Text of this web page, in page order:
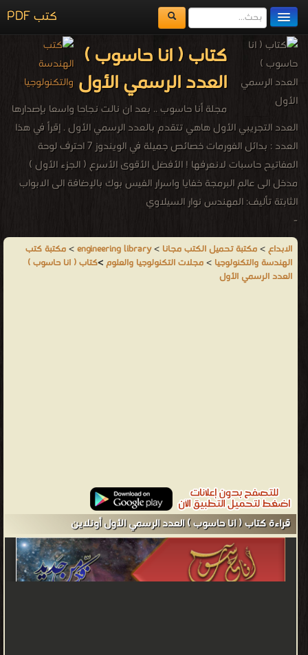
كتب PDF
مكتبة الكتب
المكتبات
يُقرأ حالياً
الفهرس
اضف كتاب
كتاب ( انا حاسوب )
العدد الرسمي الأول
مجلة أنا حاسوب .. بعد ان نالت نجاحا واسعا بإصدارها
العدد التجريبي الأول هاهي تتقدم بالعدد الرسمي الأول . إقرأ في هذا
العدد : بدائل الفورمات خصائص جميلة في الويندوز 7 احترف لوحة
المفاتيح حاسبات لانعرفها ! الأفضل الأقوى الأسرع ( الجزء الأول )
مدخل الى عالم البرمجة خفايا واسرار الفيس بوك بالإضافة الى الابواب
الثابتة تأليف: المهندس نوار السيلاوي
-
من مجلات التكنولوجيا والعلوم - مكتبة كتب الهندسة والتكنولوجيا.
الابداع>مكتبة تحميل الكتب مجانا >
engineering library
>مكتبة كتب
الهندسة والتكنولوجيا >مجلات التكنولوجيا والعلوم>كتاب ( انا حاسوب )
العدد الرسمي الأول
قراءة كتاب ( انا حاسوب ) العدد الرسمي الأول أونلاين